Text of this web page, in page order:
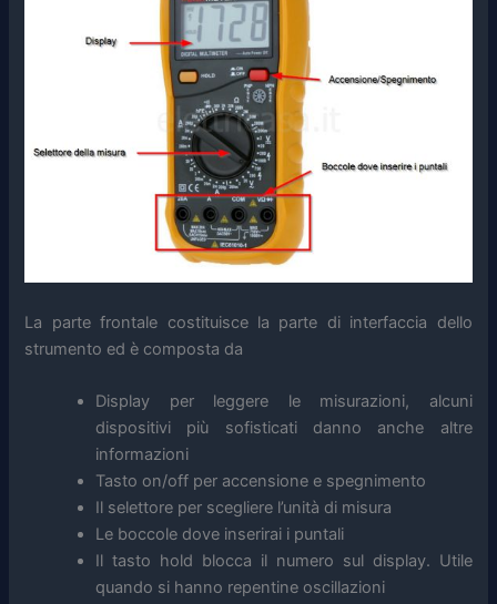
La parte frontale costituisce la parte di interfaccia dello
strumento ed è composta da
Display per leggere le misurazioni, alcuni
dispositivi più sofisticati danno anche altre
informazioni
Tasto on/off per accensione e spegnimento
Il selettore per scegliere l’unità di misura
Le boccole dove inserirai i puntali
Il tasto hold blocca il numero sul display. Utile
quando si hanno repentine oscillazioni